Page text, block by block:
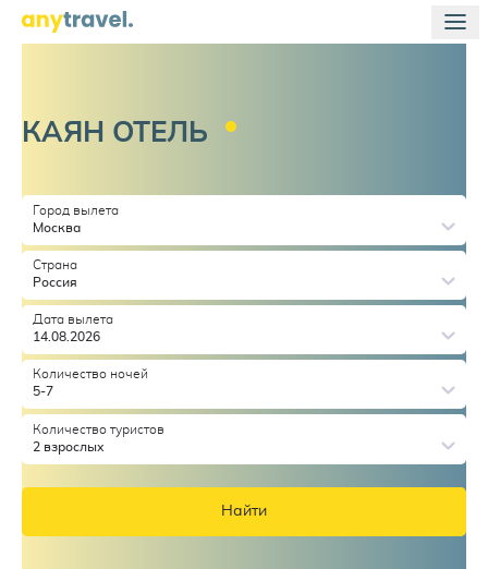
КАЯН ОТЕЛЬ
Город вылета
Москва
Страна
Россия
Дата вылета
14.08.2026
Количество ночей
5-7
Количество туристов
2 взрослых
Найти